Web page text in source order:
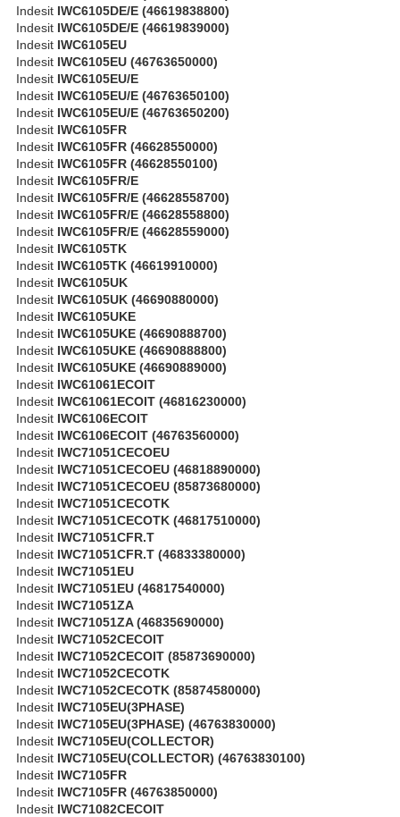
Indesit IWC6105DE/E (46619838800)
Indesit IWC6105DE/E (46619839000)
Indesit IWC6105EU
Indesit IWC6105EU (46763650000)
Indesit IWC6105EU/E
Indesit IWC6105EU/E (46763650100)
Indesit IWC6105EU/E (46763650200)
Indesit IWC6105FR
Indesit IWC6105FR (46628550000)
Indesit IWC6105FR (46628550100)
Indesit IWC6105FR/E
Indesit IWC6105FR/E (46628558700)
Indesit IWC6105FR/E (46628558800)
Indesit IWC6105FR/E (46628559000)
Indesit IWC6105TK
Indesit IWC6105TK (46619910000)
Indesit IWC6105UK
Indesit IWC6105UK (46690880000)
Indesit IWC6105UKE
Indesit IWC6105UKE (46690888700)
Indesit IWC6105UKE (46690888800)
Indesit IWC6105UKE (46690889000)
Indesit IWC61061ECOIT
Indesit IWC61061ECOIT (46816230000)
Indesit IWC6106ECOIT
Indesit IWC6106ECOIT (46763560000)
Indesit IWC71051CECOEU
Indesit IWC71051CECOEU (46818890000)
Indesit IWC71051CECOEU (85873680000)
Indesit IWC71051CECOTK
Indesit IWC71051CECOTK (46817510000)
Indesit IWC71051CFR.T
Indesit IWC71051CFR.T (46833380000)
Indesit IWC71051EU
Indesit IWC71051EU (46817540000)
Indesit IWC71051ZA
Indesit IWC71051ZA (46835690000)
Indesit IWC71052CECOIT
Indesit IWC71052CECOIT (85873690000)
Indesit IWC71052CECOTK
Indesit IWC71052CECOTK (85874580000)
Indesit IWC7105EU(3PHASE)
Indesit IWC7105EU(3PHASE) (46763830000)
Indesit IWC7105EU(COLLECTOR)
Indesit IWC7105EU(COLLECTOR) (46763830100)
Indesit IWC7105FR
Indesit IWC7105FR (46763850000)
Indesit IWC71082CECOIT